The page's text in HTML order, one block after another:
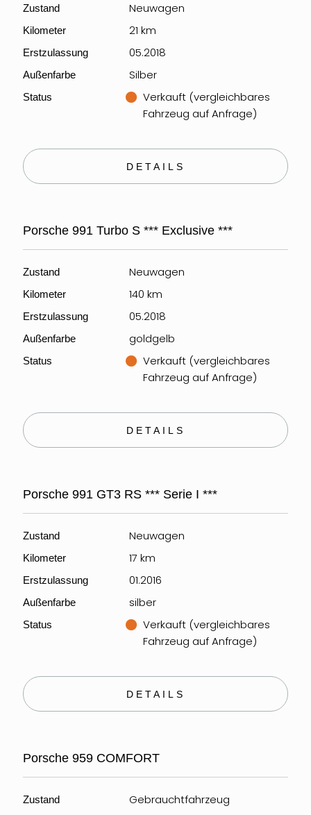
Zustand Neuwagen
Kilometer 21 km
Erstzulassung 05.2018
Außenfarbe Silber
Status
Verkauft (vergleichbares
Fahrzeug auf Anfrage)
DETAILS
Porsche 991 Turbo S *** Exclusive ***
Zustand Neuwagen
Kilometer 140 km
Erstzulassung 05.2018
Außenfarbe goldgelb
Status
Verkauft (vergleichbares
Fahrzeug auf Anfrage)
DETAILS
Porsche 991 GT3 RS *** Serie I ***
Zustand Neuwagen
Kilometer 17 km
Erstzulassung 01.2016
Außenfarbe silber
Status
Verkauft (vergleichbares
Fahrzeug auf Anfrage)
DETAILS
Porsche 959 COMFORT
Zustand
Gebrauchtfahrzeug